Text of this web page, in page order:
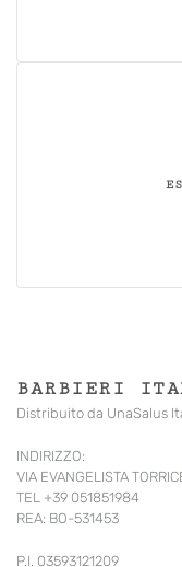
BARBIERI
Distribuito da UnaSalus
INDIRIZZO:
VIA EVANGELISTA
TEL +39 051851984
REA: BO-531453
P.I. 03593121209